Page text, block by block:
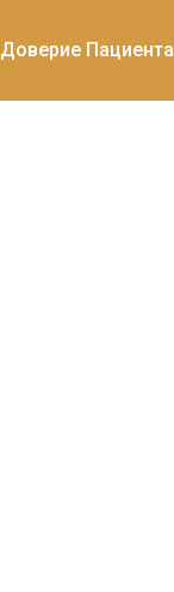
Доверие Пациента